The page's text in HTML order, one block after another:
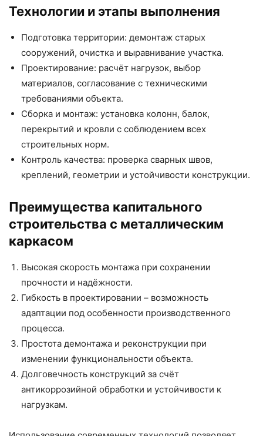
Технологии и этапы выполнения
Подготовка территории: демонтаж старых
сооружений, очистка и выравнивание участка.
Проектирование: расчёт нагрузок, выбор
материалов, согласование с техническими
требованиями объекта.
Сборка и монтаж: установка колонн, балок,
перекрытий и кровли с соблюдением всех
строительных норм.
Контроль качества: проверка сварных швов,
креплений, геометрии и устойчивости конструкции.
Преимущества капитального
строительства с металлическим
каркасом
Высокая скорость монтажа при сохранении
прочности и надёжности.
Гибкость в проектировании – возможность
адаптации под особенности производственного
процесса.
Простота демонтажа и реконструкции при
изменении функциональности объекта.
Долговечность конструкций за счёт
антикоррозийной обработки и устойчивости к
нагрузкам.